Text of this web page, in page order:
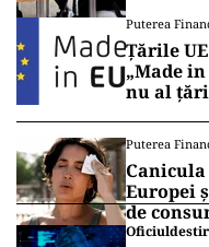
Puterea
Țările
„Made
nu al
Puterea
Canicula
Europei
de